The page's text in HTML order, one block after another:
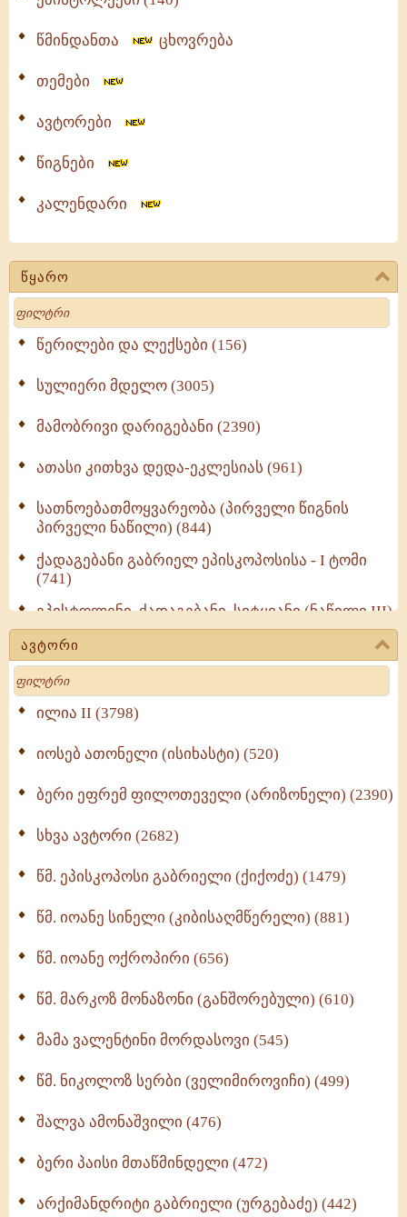
წმინდანთა ცხოვრება
თემები
ავტორები
წიგნები
კალენდარი
წყარო
Search
წერილები და ლექსები (156)
სულიერი მდელო (3005)
მამობრივი დარიგებანი (2390)
ათასი კითხვა დედა-ეკლესიას (961)
სათნოებათმოყვარეობა (პირველი წიგნის
პირველი ნაწილი) (844)
ქადაგებანი გაბრიელ ეპისკოპოსისა - I ტომი
(741)
ეპისტოლენი, ქადაგებანი, სიტყვანი (ნაწილი III)
(723)
მოძღვრის ძალზე სასარგებლო რჩევები
მრევლისათვის (545)
Wisdomge (514)
ქადაგებანი გაბრიელ ეპისკოპოსისა - II ტომი
სულიერი ცხოვრების სახელმძღვანელო -
ნაწილი II (369)
ავტორი
Search
ილია II (3798)
იოსებ ათონელი (ისიხასტი) (520)
ბერი ეფრემ ფილოთეველი (არიზონელი) (2390)
სხვა ავტორი (2682)
წმ. ეპისკოპოსი გაბრიელი (ქიქოძე) (1479)
წმ. იოანე სინელი (კიბისაღმწერელი) (881)
წმ. იოანე ოქროპირი (656)
წმ. მარკოზ მონაზონი (განშორებული) (610)
მამა ვალენტინი მორდასოვი (545)
წმ. ნიკოლოზ სერბი (ველიმიროვიჩი) (499)
შალვა ამონაშვილი (476)
ბერი პაისი მთაწმინდელი (472)
არქიმანდრიტი გაბრიელი (ურგებაძე) (442)